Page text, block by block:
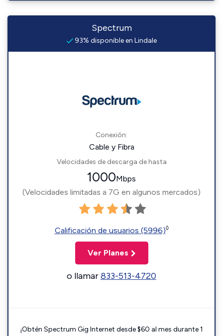
Spectrum
93% disponible en Lindale
Conexión:
Cable y Fibra
Velocidades de descarga de hasta
1000Mbps
(Velocidades limitadas a 7G en algunos mercados)
Calificación de usuarios (5996)◊
Ver Planes
o llamar833-513-4720
¡Obtén Spectrum Gig Internet desde $60 al mes durante 1